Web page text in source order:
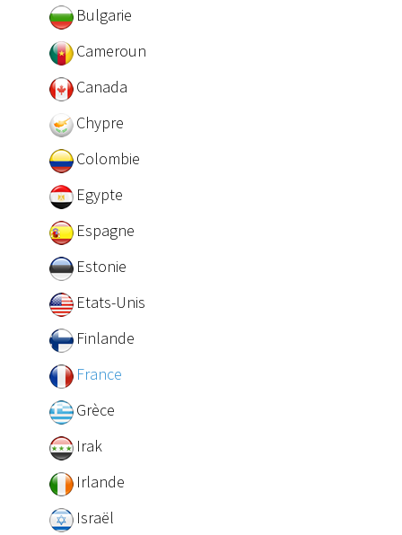
Bulgarie
Cameroun
Canada
Chypre
Colombie
Egypte
Espagne
Estonie
Etats-Unis
Finlande
France
Grèce
Irak
Irlande
Israël